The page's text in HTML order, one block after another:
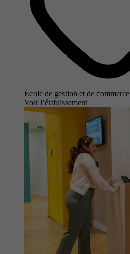
École de gestion et de commerce
Voir l’établissement